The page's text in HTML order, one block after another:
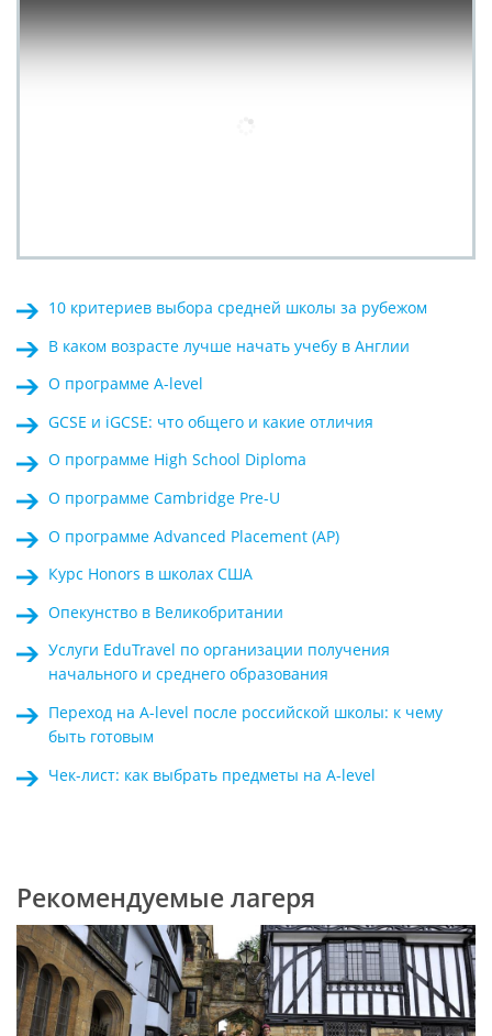
10 критериев выбора средней школы за рубежом
В каком возрасте лучше начать учебу в Англии
О программе A-level
GCSE и iGCSE: что общего и какие отличия
О программе High School Diploma
О программе Cambridge Pre-U
О программе Advanced Placement (AP)
Курс Honors в школах США
Опекунство в Великобритании
Услуги EduTravel по организации получения
начального и среднего образования
Переход на A-level после российской школы: к чему
быть готовым
Чек-лист: как выбрать предметы на A-level
Рекомендуемые лагеря